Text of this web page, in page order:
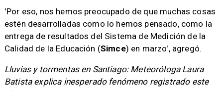
'Por eso, nos hemos preocupado de que muchas cosas
estén desarrolladas como lo hemos pensado, como la
entrega de resultados del Sistema de Medición de la
Calidad de la Educación (Simce) en marzo', agregó.
Lluvias y tormentas en Santiago: Meteoróloga Laura
Batista explica inesperado fenómeno registrado este